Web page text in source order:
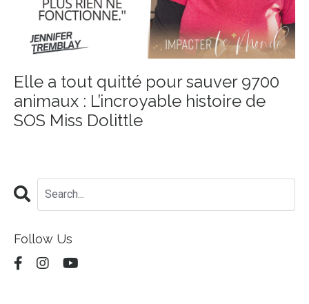
Elle a tout quitté pour sauver 9700
animaux : L’incroyable histoire de
SOS Miss Dolittle
Follow Us